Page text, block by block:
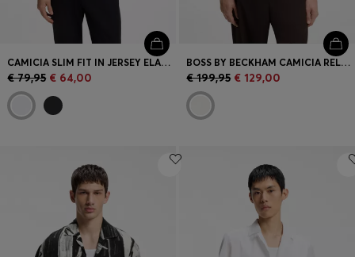
CAMICIA SLIM FIT IN JERSEY ELASTICIZZATO AD ALTE PRESTAZIONI
€ 79,95 € 64,00
BOSS BY BECKHAM CAMICIA RELAXED FIT IN TESSUTO FLUIDO
€ 199,95 € 129,00